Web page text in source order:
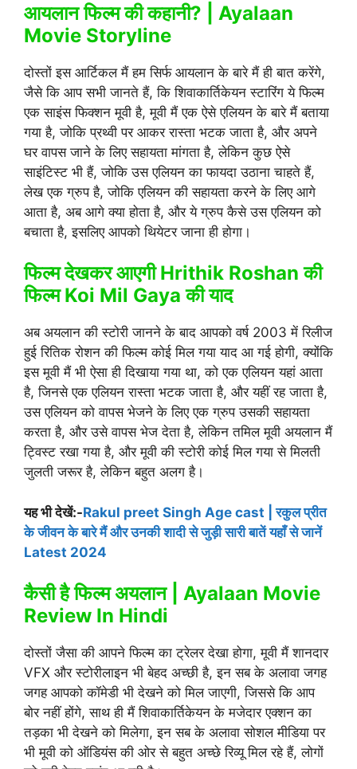
आयलान फिल्म की कहानी? | Ayalaan
Movie Storyline
दोस्तों इस आर्टिकल मैं हम सिर्फ आयलान के बारे मैं ही बात करेंगे,
जैसे कि आप सभी जानते हैं, कि शिवाकार्तिकेयन स्टारिंग ये फिल्म
एक साइंस फिक्शन मूवी है, मूवी मैं एक ऐसे एलियन के बारे मैं बताया
गया है, जोकि प्रथ्वी पर आकर रास्ता भटक जाता है, और अपने
घर वापस जाने के लिए सहायता मांगता है, लेकिन कुछ ऐसे
साइंटिस्ट भी हैं, जोकि उस एलियन का फायदा उठाना चाहते हैं,
लेख एक ग्रुप है, जोकि एलियन की सहायता करने के लिए आगे
आता है, अब आगे क्या होता है, और ये ग्रुप कैसे उस एलियन को
बचाता है, इसलिए आपको थियेटर जाना ही होगा।
फिल्म देखकर आएगी Hrithik Roshan की
फिल्म Koi Mil Gaya की याद
अब अयलान की स्टोरी जानने के बाद आपको वर्ष 2003 में रिलीज
हुई रितिक रोशन की फिल्म कोई मिल गया याद आ गई होगी, क्योंकि
इस मूवी मैं भी ऐसा ही दिखाया गया था, को एक एलियन यहां आता
है, जिनसे एक एलियन रास्ता भटक जाता है, और यहीं रह जाता है,
उस एलियन को वापस भेजने के लिए एक ग्रुप उसकी सहायता
करता है, और उसे वापस भेज देता है, लेकिन तमिल मूवी अयलान मैं
ट्विस्ट रखा गया है, और मूवी की स्टोरी कोई मिल गया से मिलती
जुलती जरूर है, लेकिन बहुत अलग है।
यह भी देखें:-Rakul preet Singh Age cast | रकुल प्रीत
के जीवन के बारे मैं और उनकी शादी से जुड़ी सारी बातें यहाँ से जानें
Latest 2024
कैसी है फिल्म अयलान | Ayalaan Movie
Review In Hindi
दोस्तों जैसा की आपने फिल्म का ट्रेलर देखा होगा, मूवी मैं शानदार
VFX और स्टोरीलाइन भी बेहद अच्छी है, इन सब के अलावा जगह
जगह आपको कॉमेडी भी देखने को मिल जाएगी, जिससे कि आप
बोर नहीं होंगे, साथ ही मैं शिवाकार्तिकेयन के मजेदार एक्शन का
तड़का भी देखने को मिलेगा, इन सब के अलावा सोशल मीडिया पर
भी मूवी को ऑडियंस की ओर से बहुत अच्छे रिव्यू मिल रहे हैं, लोगों